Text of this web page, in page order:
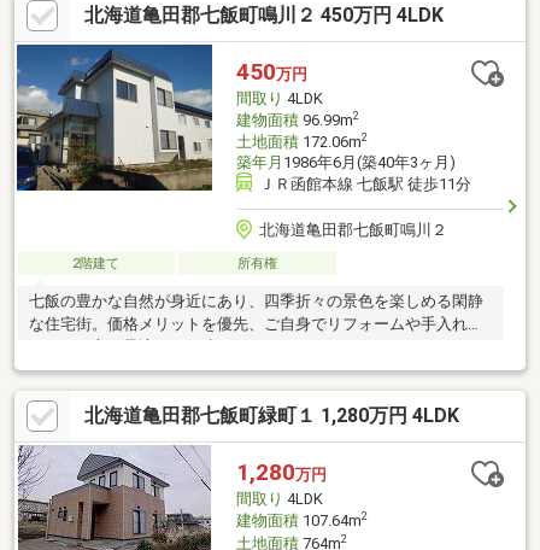
宅ローン減税が適用されます。・お客様に合わせたローンの組み
方や金融機関をご提案。住宅ローンが初めての方でもお気軽にご
相談ください。【周辺施設】・七重小学校1.9ｋｍ（徒歩24分）・
七飯中学校2.5ｋｍ（徒歩30分/自転車9分）
北海道亀田郡七飯町鳴川２ 450万円 4LDK
450万円
間取り 4LDK
建物面積96.99m2
土地面積172.06m2
築年月 1986年6月(築40年3ヶ月)
ＪＲ函館本線 七飯駅 徒歩11分
北海道亀田郡七飯町鳴川２
2階建て 所有権
七飯の豊かな自然が身近にあり、四季折々の景色を楽しめる閑静
な住宅街。価格メリットを優先、ご自身でリフォームや手入れを
北海道亀田郡七飯町緑町１ 1,280万円 4LDK
1,280万円
間取り 4LDK
建物面積107.64m2
土地面積764m2